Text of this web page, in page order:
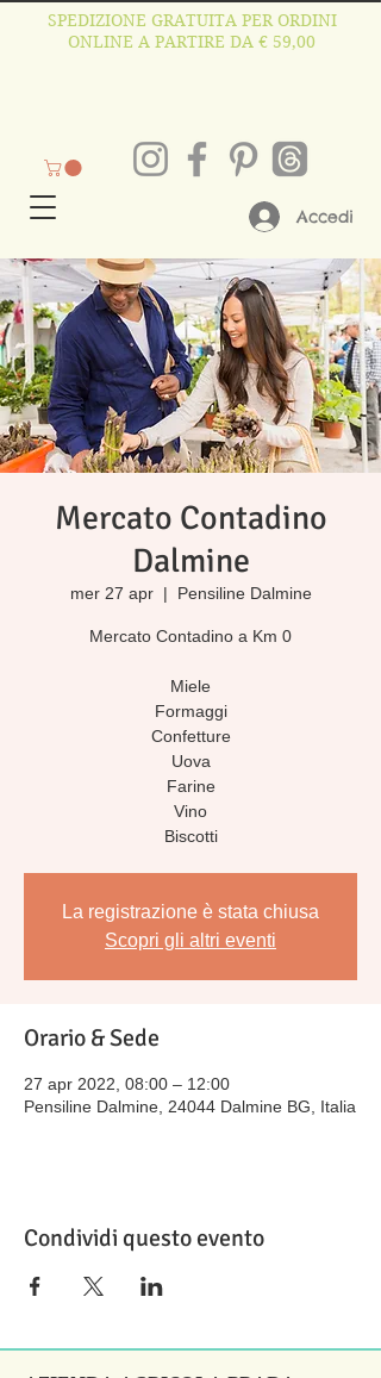
SPEDIZIONE GRATUITA PER ORDINI
ONLINE A PARTIRE DA € 59,00
Accedi
Mercato Contadino
Dalmine
mer 27 apr
  |
Pensiline Dalmine
Mercato Contadino a Km 0
Miele
Formaggi
Confetture
Uova
Farine
Vino
Biscotti
La registrazione è stata chiusa
Scopri gli altri eventi
Orario & Sede
27 apr 2022, 08:00 – 12:00
Pensiline Dalmine, 24044 Dalmine BG, Italia
Condividi questo evento